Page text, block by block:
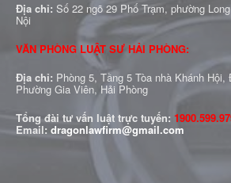
Địa chỉ: Số 22 ngõ 29 Phố Trạm, phường
Nội
VĂN PHÒNG LUẬT SƯ HẢI PHÒNG:
Địa chỉ: Phòng 5, Tầng 5 Tòa nhà Khánh
Phường Gia Viên, Hải Phòng
Tổng đài tư vấn luật trực tuyến:
Email: dragonlawfirm@gmail.com